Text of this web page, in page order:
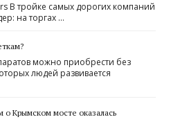
В тройке самых дорогих компаний
на торгах …
можно приобрести без
людей развивается
о Крымском мосте оказалась